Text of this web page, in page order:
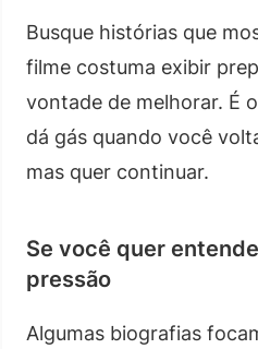
Busque histórias que
filme costuma exibir
vontade de melhorar. É
dá gás quando você
mas quer continuar.
Se você quer
pressão
Algumas biografias